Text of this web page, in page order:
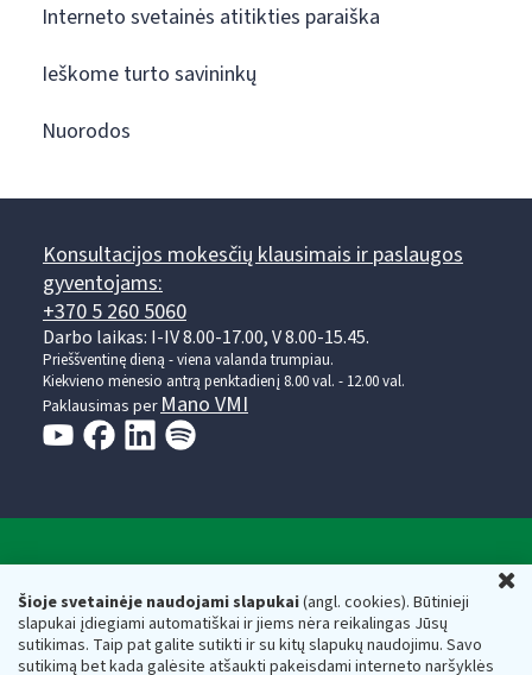
Šioje svetainėje naudojami slapukai(angl. cookies). Būtinieji
slapukai įdiegiami automatiškai ir jiems nėra reikalingas Jūsų
sutikimas. Taip pat galite sutikti ir su kitų slapukų naudojimu. Savo
sutikimą bet kada galėsite atšaukti pakeisdami interneto naršyklės
Interneto svetainės atitikties paraiška
Ieškome turto savininkų
Nuorodos
Konsultacijos mokesčių klausimais ir paslaugos
gyventojams:
+370 5 260 5060
Darbo laikas: I-IV 8.00-17.00, V 8.00-15.45.
Prieššventinę dieną - viena valanda trumpiau.
Kiekvieno mėnesio antrą penktadienį 8.00 val. - 12.00 val.
Paklausimas per Mano VMI
Respublikos finansų ministerijos
Biudžetinė įstaiga. Juridinio asmens kodas — 188659752,
adresas: Vasario 16-osios g. 14, 01107 Vilnius, Lietuva, el.paštas: